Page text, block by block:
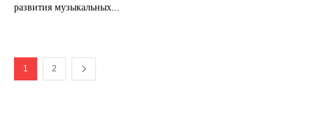
развития музыкальных...
1 2